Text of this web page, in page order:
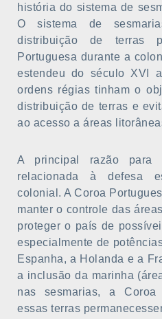
história do sistema de
O sistema de
distribuição de terras
Portuguesa durante a
estendeu do século XVI
ordens régias tinham o
distribuição de terras e
ao acesso a áreas
A principal razão para
relacionada à defesa
colonial. A Coroa
manter o controle das
proteger o país de
especialmente de
Espanha, a Holanda e a
a inclusão da marinha
nas sesmarias, a
essas terras